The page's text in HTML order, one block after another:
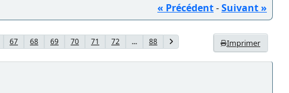
« Précédent-Suivant »
Imprimer
67 68 69 70 71 72 ... 88